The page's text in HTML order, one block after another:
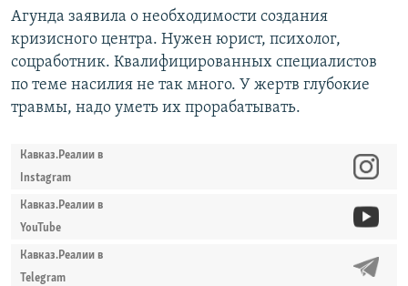
Агунда заявила о необходимости создания
кризисного центра. Нужен юрист, психолог,
соцработник. Квалифицированных специалистов
по теме насилия не так много. У жертв глубокие
травмы, надо уметь их прорабатывать.
Кавказ.Реалии в
Instagram
Кавказ.Реалии в
YouTube
Кавказ.Реалии в
Telegram